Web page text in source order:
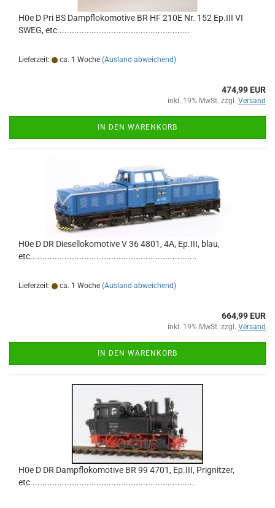
H0e D Pri BS Dampflokomotive BR HF 210E Nr. 152 Ep.III VI
SWEG, etc......................................................
Lieferzeit: ca. 1 Woche (Ausland abweichend)
474,99 EUR
inkl. 19% MwSt. zzgl. Versand
IN DEN WARENKORB
H0e D DR Diesellokomotive V 36 4801, 4A, Ep.III, blau,
etc....................................................................
Lieferzeit: ca. 1 Woche (Ausland abweichend)
664,99 EUR
inkl. 19% MwSt. zzgl. Versand
IN DEN WARENKORB
H0e D DR Dampflokomotive BR 99 4701, Ep.III, Prignitzer,
etc...................................................................